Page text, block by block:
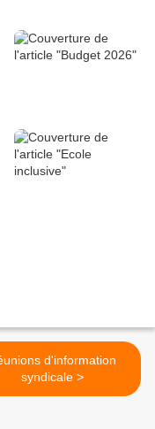
d'information
syndicale >